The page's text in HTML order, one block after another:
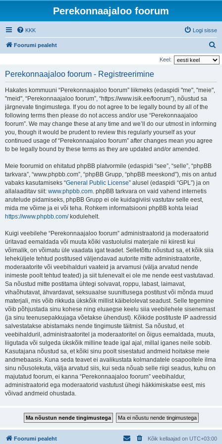
Perekonnaajaloo foorum
KKK Logi sisse
Foorumi pealeht
t
Keel:
Perekonnaajaloo foorum - Registreerimine
Hakates kommuuni “Perekonnaajaloo foorum” liikmeks (edaspidi "me", "meie",
"meid", “Perekonnaajaloo foorum”, “https://www.isik.ee/foorum”), nõustud sa
järgnevate tingimustega. If you do not agree to be legally bound by all of the
following terms then please do not access and/or use “Perekonnaajaloo
foorum”. We may change these at any time and we’ll do our utmost in informing
you, though it would be prudent to review this regularly yourself as your
continued usage of “Perekonnaajaloo foorum” after changes mean you agree
to be legally bound by these terms as they are updated and/or amended.
Meie foorumid on ehitatud phpBB platvormile (edaspidi “see”, “selle”, “phpBB
tarkvara”, “www.phpbb.com”, “phpBB Grupp, “phpBB meeskond”), mis on antud
vabaks kasutamiseks “General Public License” alusel (edaspidi “GPL”) ja on
allalaaditav siit: www.phpbb.com. phpBB tarkvara on vaid vahend internetis
arutelude pidamiseks, phpBB Grupp ei ole kuidagiviisi vastutav selle eest,
mida me võime ja ei või teha. Rohkem informatsiooni phpBB kohta leiad
https://www.phpbb.com/kodulehelt.
Kuigi veebilehe “Perekonnaajaloo foorum” administraatorid ja moderaatorid
üritavad eemaldada või muuta kõiki vastuolulisi materjale nii kiiresti kui
võimalik, on võimatu üle vaadata igat teadet. Selletõttu nõustud sa, et kõik siia
leheküljele tehtud postitused väljendavad autorite mitte administraatorite,
moderaatorite või veebihalduri vaateid ja arvamusi (välja arvatud nende
inimeste poolt tehtud teated) ja siit tulenevalt ei ole me nende eest vastutavad.
Sa nõustud mitte postitama ühtegi solvavat, roppu, labast, laimavat,
vihaõhutavat, ähvardavat, seksuaalse suunitlusega postitust või mõnda muud
materjali, mis võib rikkuda ükskõik millist käibelolevat seadust. Selle tegemine
võib põhjustada sinu kohese ning eluaegse keelu siia veebilehele sisenemast
(ja sinu teenusepakkujaga võetakse ühendust). Kõikide postituste IP aadressid
salvestatakse abistamaks nende tingimuste täitmist. Sa nõustud, et
veebihalduril, administraatoritel ja moderaatoritel on õigus eemaldada, muuta,
liigutada või sulgeda ükskõik milline teade igal ajal, millal iganes neile sobib.
Kasutajana nõustud sa, et kõiki sinu poolt sisestatud andmeid hoitakse meie
andmebaasis. Kuna seda teavet ei avalikustata kolmandatele osapooltele ilma
sinu nõusolekuta, välja arvatud siis, kui seda nõuab selle riigi seadus, kuhu on
majutatud foorum, ei kanna “Perekonnaajaloo foorum” veebihaldur,
administraatorid ega moderaatorid vastutust ühegi häkkimiskatse eest, mis
võivad andmeid ohustada.
Foorumi pealeht Kõik kellaajad on UTC+03:00